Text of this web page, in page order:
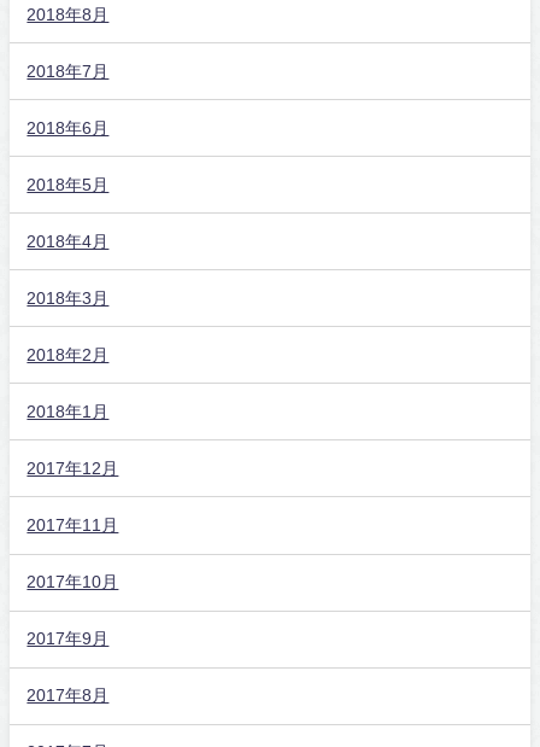
2018年8月
2018年7月
2018年6月
2018年5月
2018年4月
2018年3月
2018年2月
2018年1月
2017年12月
2017年11月
2017年10月
2017年9月
2017年8月